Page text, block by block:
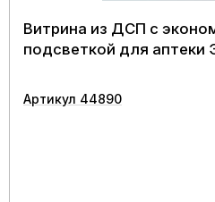
Витрина из ДСП с
подсветкой для аптеки
Артикул 44890